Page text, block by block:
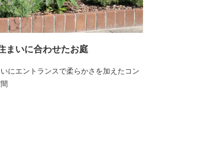
まいに合わせたお庭
にエントランスで柔らかさを加えたコン